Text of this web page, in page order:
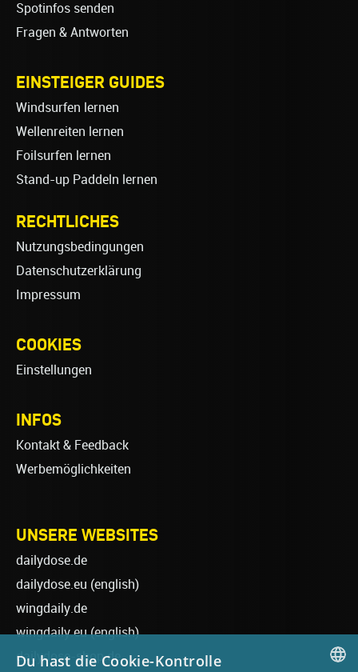
Spotinfos senden
Fragen & Antworten
EINSTEIGER GUIDES
Windsurfen lernen
Wellenreiten lernen
Foilsurfen lernen
Stand-up Paddeln lernen
RECHTLICHES
Nutzungsbedingungen
Datenschutzerklärung
Impressum
COOKIES
Einstellungen
INFOS
Kontakt & Feedback
Werbemöglichkeiten
UNSERE WEBSITES
dailydose.de
dailydose.eu (english)
wingdaily.de
wingdaily.eu(english)
dailydose-shop.de
Du hast die Cookie-Kontrolle